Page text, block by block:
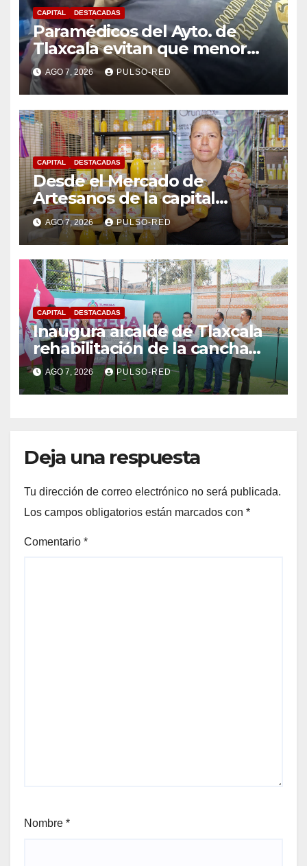
CAPITAL DESTACADAS
Paramédicos del Ayto. de
Tlaxcala evitan que menor
sufra complicaciones por
hipotermia tras caer en una
cisterna
AGO 7, 2026 PULSO-RED
CAPITAL DESTACADAS
Desde el Mercado de
Artesanos de la capital
“Guarda Frutz” acerca a la
ciudadanía productos
elaborados a base de frutas
AGO 7, 2026 PULSO-RED
CAPITAL DESTACADAS
Inaugura alcalde de Tlaxcala
rehabilitación de la cancha
Blas “Charro” Carvajal, obra
impulsada por ASG
AGO 7, 2026 PULSO-RED
Deja una respuesta
Tu dirección de correo electrónico no será publicada.
Los campos obligatorios están marcados con *
Comentario *
Nombre *